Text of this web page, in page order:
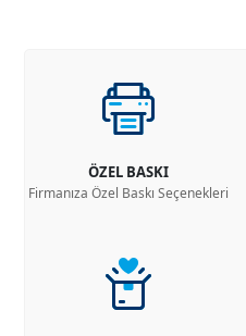
ÖZEL BASKI
Firmanıza Özel Baskı Seçenekleri